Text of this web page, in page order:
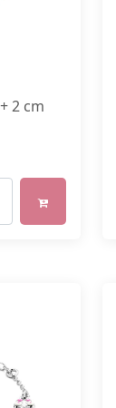
2 cm